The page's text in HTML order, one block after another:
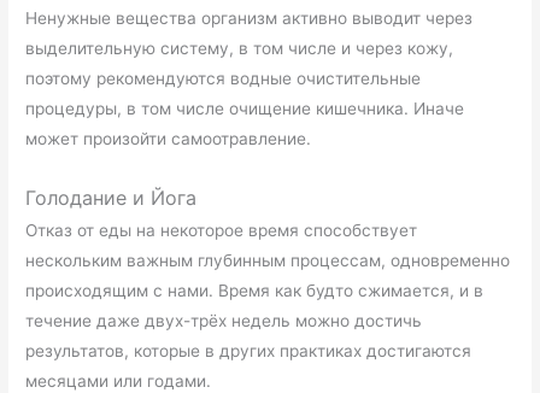
Ненужные вещества организм активно выводит через
выделительную систему, в том числе и через кожу,
поэтому рекомендуются водные очистительные
процедуры, в том числе очищение кишечника. Иначе
может произойти самоотравление.
Голодание и Йога
Отказ от еды на некоторое время способствует
нескольким важным глубинным процессам, одновременно
происходящим с нами. Время как будто сжимается, и в
течение даже двух-трёх недель можно достичь
результатов, которые в других практиках достигаются
месяцами или годами.